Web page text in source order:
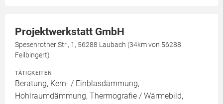
Projektwerkstatt GmbH
Spesenrother Str., 1, 56288 Laubach (34km von 56288
Feilbingert)
TÄTIGKEITEN
Beratung, Kern- / Einblasdämmung,
Hohlraumdämmung, Thermografie / Wärmebild,